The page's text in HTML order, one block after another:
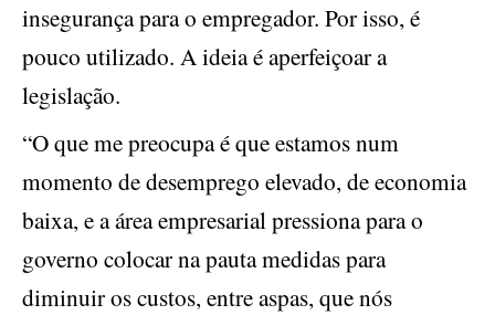
insegurança para o empregador. Por isso, é
pouco utilizado. A ideia é aperfeiçoar a
legislação.
“O que me preocupa é que estamos num
momento de desemprego elevado, de economia
baixa, e a área empresarial pressiona para o
governo colocar na pauta medidas para
diminuir os custos, entre aspas, que nós